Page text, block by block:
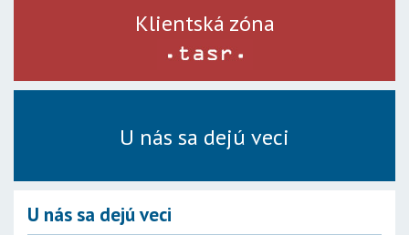
Klientská zóna
U nás sa dejú veci
U nás sa dejú veci